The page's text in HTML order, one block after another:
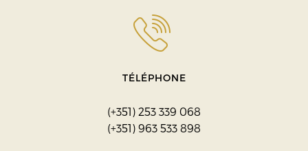
TÉLÉPHONE
(+351) 253 339 068
(+351) 963 533 898